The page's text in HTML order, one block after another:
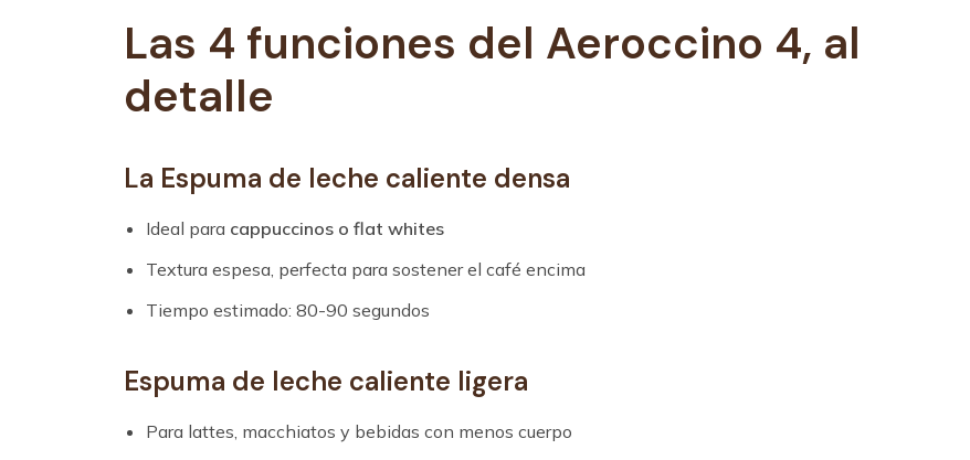
Las 4 funciones del Aeroccino 4, al
detalle
La Espuma de leche caliente densa
Ideal para cappuccinos o flat whites
Textura espesa, perfecta para sostener el café encima
Tiempo estimado: 80-90 segundos
Espuma de leche caliente ligera
Para lattes, macchiatos y bebidas con menos cuerpo